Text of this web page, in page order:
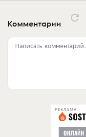
Комментарии
Написать
РЕКЛАМА